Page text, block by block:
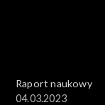
Raport naukowy
04.03.2023